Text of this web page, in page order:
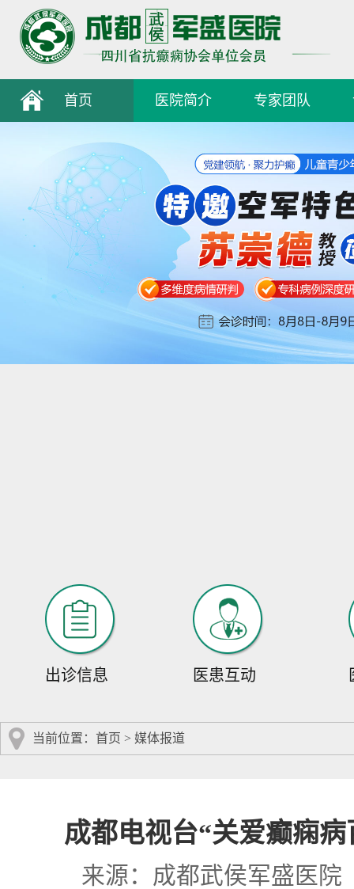
首页 医院简介 专家团队
出诊信息 医患互动
当前位置： 首页 > 媒体报道
成都电视台“关爱癫痫
来源：成都武侯军盛医